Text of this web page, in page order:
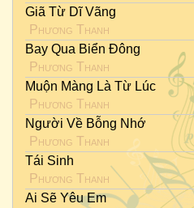
Giã Từ Dĩ Vãng
Phương Thanh
Bay Qua Biển Đông
Phương Thanh
Muộn Màng Là Từ Lúc
Phương Thanh
Người Về Bỗng Nhớ
Phương Thanh
Tái Sinh
Phương Thanh
Ai Sẽ Yêu Em